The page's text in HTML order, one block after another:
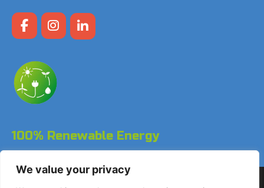
We value your privacy
100% Renewable Energy